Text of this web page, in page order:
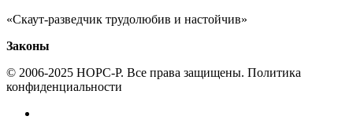
«Скаут-разведчик трудолюбив и настойчив»
Законы
© 2006-2025 НОРС-Р. Все права защищены. Политика
конфиденциальности